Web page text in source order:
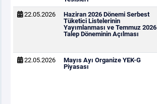
22.05.2026
Haziran 2026 Dönemi Serbest
Tüketici Listelerinin
Yayımlanması ve Temmuz 2026
Talep Döneminin Açılması
22.05.2026
Mayıs Ayı Organize YEK-G
Piyasası